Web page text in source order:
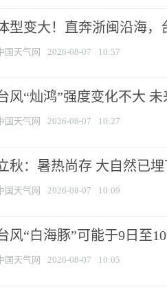
型变大！直奔浙闽沿海，
国天气网 2026-08-07 10:57
风“灿鸿”强度变化不大
国天气网 2026-08-07 10:27
秋：暑热尚存 大自然已
国天气网 2026-08-07 10:09
风“白海豚”可能于9日至
国天气网 2026-08-07 10:05